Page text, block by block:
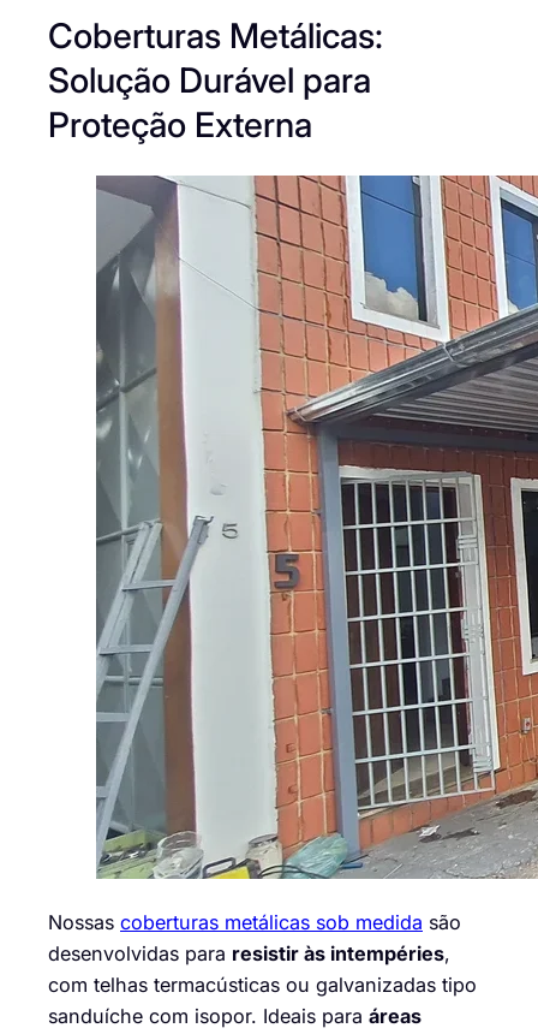
Coberturas Metálicas:
Solução Durável para
Proteção Externa
Nossas coberturas metálicas sob medida são
desenvolvidas para resistir às intempéries,
com telhas termacústicas ou galvanizadas tipo
sanduíche com isopor. Ideais para áreas